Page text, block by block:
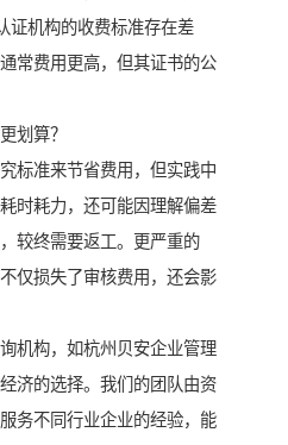
证机构的收费标准存在差
常费用更高，但其证书的公
划算？
标准来节省费用，但实践中
时耗力，还可能因理解偏差
较终需要返工。更严重的
仅损失了审核费用，还会影
机构，如杭州贝安企业管理
济的选择。我们的团队由资
务不同行业企业的经验，能